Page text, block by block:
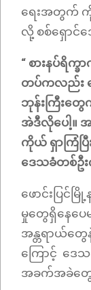
ရေးအတွက်
လို့ စစ်ရှောင်
“ စားနပ်ရိက္
တပ်ကလည်း ထ
ဘုန်းကြီးတွ
အဲဒီလိုပေါ့။
ကိုယ် ရှာကြံပြီ
ဒေသခံတစ်ဦး
ဖောင်းပြင်
မှုတွေရှိနေပေ
အန္တရာယ်တွေ
ကြောင့် ဒေ
အခက်အခဲတွေ